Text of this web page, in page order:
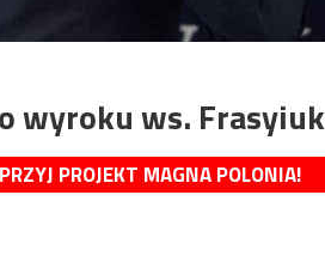
wyroku ws.
PROJEKT MAGNA POLONIA!